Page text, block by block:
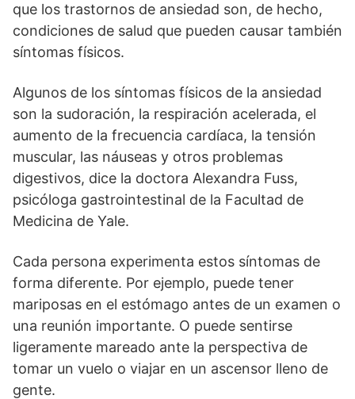
que los trastornos de ansiedad son, de hecho,
condiciones de salud que pueden causar también
síntomas físicos.
Algunos de los síntomas físicos de la ansiedad
son la sudoración, la respiración acelerada, el
aumento de la frecuencia cardíaca, la tensión
muscular, las náuseas y otros problemas
digestivos, dice la doctora Alexandra Fuss,
psicóloga gastrointestinal de la Facultad de
Medicina de Yale.
Cada persona experimenta estos síntomas de
forma diferente. Por ejemplo, puede tener
mariposas en el estómago antes de un examen o
una reunión importante. O puede sentirse
ligeramente mareado ante la perspectiva de
tomar un vuelo o viajar en un ascensor lleno de
gente.